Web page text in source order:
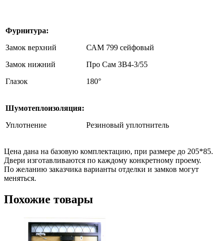
Фурнитура:
Замок верхний
Замок нижний
Глазок
САМ 799 сейфовый
Про Сам ЗВ4-3/55
180°
Шумотеплоизоляция:
Уплотнение
Резиновый уплотнитель
Цена дана на базовую комплектацию, при размере до 205*85.
Двери изготавливаются по каждому конкретному проему.
По желанию заказчика варианты отделки и замков могут
меняться.
Похожие товары